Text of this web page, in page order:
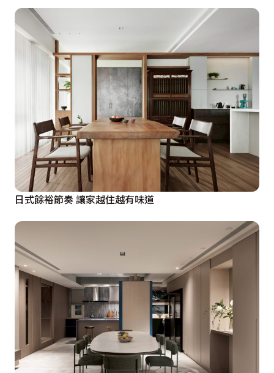
客廳
客廳電視牆僅做成半高，其餘部分採用清玻璃，使視線、
光線得以自由穿梭於室，而銳利的邊角，則盡數磨成圓
弧，增添室內溫潤感外，也注入柔美細節，提升整體質
主臥室
入門左側整合衣櫃與化妝桌，一路延伸至主衛浴入口，轉
以懸空手法配置抽屜與吊衣桿，定義出開放式更衣區；床
頭塑造出小檯面，便於擱置眼鏡、手機等物品，床尾則規
色調弱化量體份量感，完備生活所需外，也創造優雅舒和
的優質舒眠情境。
日式餘裕節奏 讓家越住越有味道